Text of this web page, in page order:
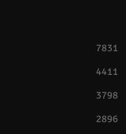
7831
4411
3798
2896